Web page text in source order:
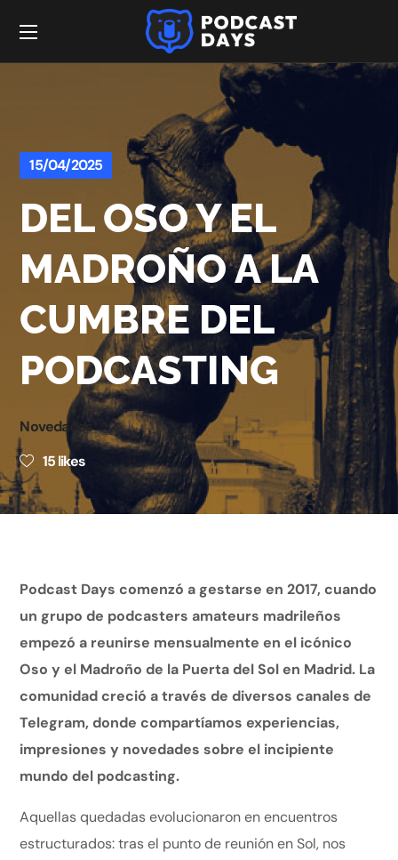
15/04/2025
DEL OSO Y EL
MADROÑO A LA
CUMBRE DEL
PODCASTING
Novedades
15likes
Podcast Days comenzó a gestarse en 2017, cuando
un grupo de podcasters amateurs madrileños
empezó a reunirse mensualmente en el icónico
Oso y el Madroño de la Puerta del Sol en Madrid. La
comunidad creció a través de diversos canales de
Telegram, donde compartíamos experiencias,
impresiones y novedades sobre el incipiente
mundo del podcasting.
Aquellas quedadas evolucionaron en encuentros
estructurados: tras el punto de reunión en Sol, nos